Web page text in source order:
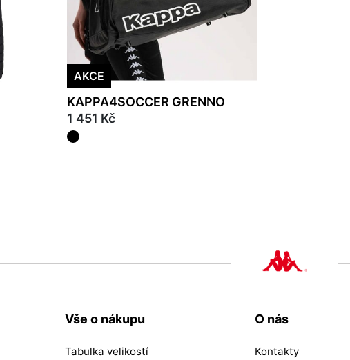
AKCE
KAPPA4SOCCER GRENNO
1 451 Kč
Vše o nákupu
Tabulka velikostí
O nás
Kontakty